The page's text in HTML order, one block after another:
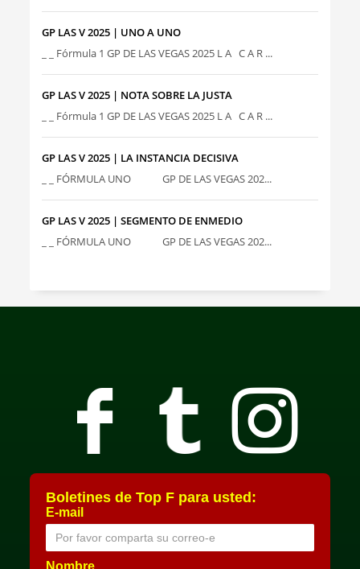
GP LAS V 2025 | UNO A UNO
_ _ Fórmula 1 GP DE LAS VEGAS 2025 L A C A R ...
GP LAS V 2025 | NOTA SOBRE LA JUSTA
_ _ Fórmula 1 GP DE LAS VEGAS 2025 L A C A R ...
GP LAS V 2025 | LA INSTANCIA DECISIVA
_ _ FÓRMULA UNO GP DE LAS VEGAS 202...
GP LAS V 2025 | SEGMENTO DE ENMEDIO
_ _ FÓRMULA UNO GP DE LAS VEGAS 202...
Boletines de Top F para usted:
E-mail
Nombre